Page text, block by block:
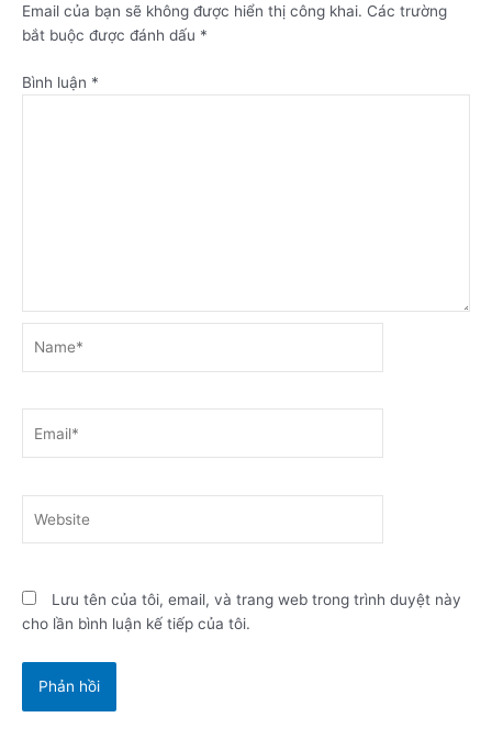
Email của bạn sẽ không được hiển thị công khai. Các trường
bắt buộc được đánh dấu *
Bình luận *
Lưu tên của tôi, email, và trang web trong trình duyệt này
cho lần bình luận kế tiếp của tôi.